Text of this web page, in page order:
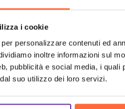
i cookie
personalizzare contenuti ed
inoltre informazioni sul
pubblicità e social media, i
suo utilizzo dei loro servizi.